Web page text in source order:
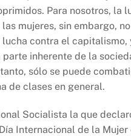
Para nosotros, la
mujeres, sin embargo,
lucha contra el capitalismo,
parte inherente de la
sólo se puede
de clases en general.
Socialista la que
Internacional de la Mujer